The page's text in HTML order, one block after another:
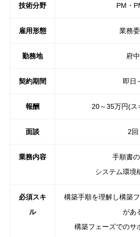
技術分野 PM・
雇用形態 業務
勤務地 府中
契約期間 即日
報酬 20～35万円(ス
面談 2回
業務内容
手順書
システム環境
必須スキ
ル
構築手順を理解し構築
があ
構築フェーズでのサ